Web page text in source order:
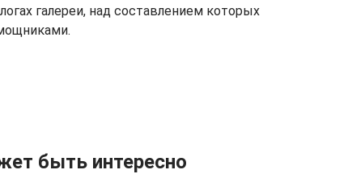
галереи, над составлением которых
быть интересно